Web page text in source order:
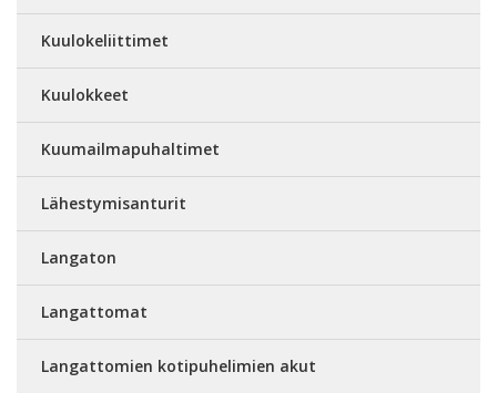
Kuulokeliittimet
Kuulokkeet
Kuumailmapuhaltimet
Lähestymisanturit
Langaton
Langattomat
Langattomien kotipuhelimien akut